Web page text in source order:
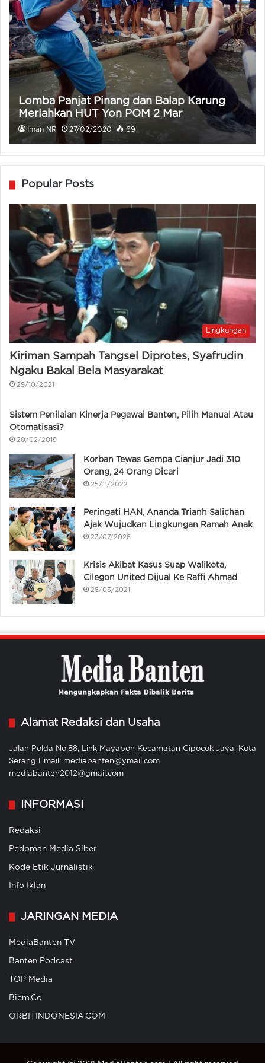
Lomba Panjat Pinang dan Balap Karung
Meriahkan HUT Yon POM 2 Mar
Iman NR 27/02/2020 69
Popular Posts
Lingkungan
Kiriman Sampah Tangsel Diprotes, Syafrudin
Ngaku Bakal Bela Masyarakat
29/10/2021
Sistem Penilaian Kinerja Pegawai Banten, Pilih Manual Atau
Otomatisasi?
20/02/2019
Korban Tewas Gempa Cianjur Jadi 310
Orang, 24 Orang Dicari
25/11/2022
Peringati HAN, Ananda Trianh Salichan
Ajak Wujudkan Lingkungan Ramah Anak
23/07/2026
Krisis Akibat Kasus Suap Walikota,
Cilegon United Dijual Ke Raffi Ahmad
28/03/2021
Alamat Redaksi dan Usaha
Jalan Polda No.88, Link Mayabon Kecamatan Cipocok Jaya, Kota
Serang Email: mediabanten@ymail.com
mediabanten2012@gmail.com
INFORMASI
Redaksi
Pedoman Media Siber
Kode Etik Jurnalistik
Info Iklan
JARINGAN MEDIA
MediaBanten TV
Banten Podcast
TOP Media
Biem.Co
ORBITINDONESIA.COM